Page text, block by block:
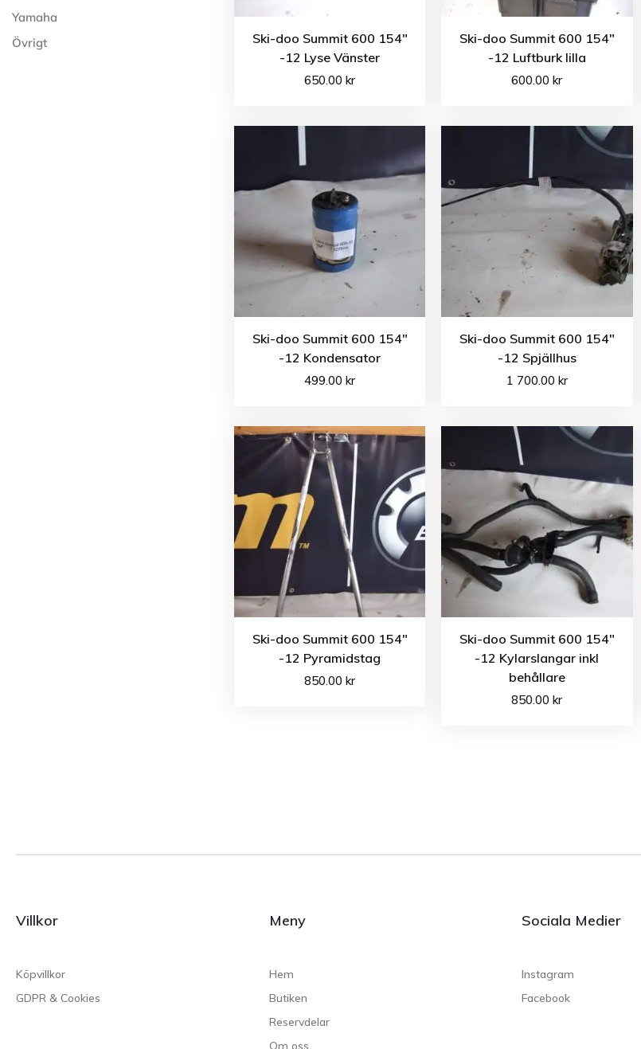
Yamaha
Övrigt
Ski-doo Summit 600 154″
-12 Lyse Vänster
650.00kr
Ski-doo Summit 600 154″
-12 Luftburk lilla
600.00kr
Ski-doo Summit 600 154″
-12 Kondensator
499.00kr
Ski-doo Summit 600 154″
-12 Spjällhus
1 700.00 kr
Ski-doo Summit 600 154″
-12 Pyramidstag
850.00kr
Ski-doo Summit 600 154″
-12 Kylarslangar inkl
behållare
850.00kr
Villkor
Köpvillkor
GDPR & Cookies
Meny
Hem
Butiken
Reservdelar
Om oss
Sociala Medier
Instagram
Facebook